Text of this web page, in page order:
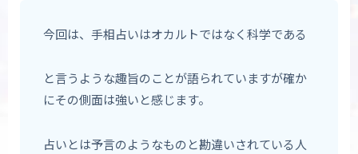
今回は、手相占いはオカルトではなく科学である
と言うような趣旨のことが語られていますが確か
にその側面は強いと感じます。
占いとは予言のようなものと勘違いされている人